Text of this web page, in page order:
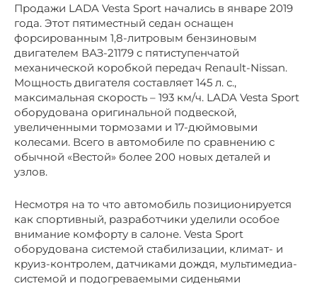
Продажи LADA Vesta Sport начались в январе 2019
года. Этот пятиместный седан оснащен
форсированным 1,8-литровым бензиновым
двигателем ВАЗ-21179 с пятиступенчатой
механической коробкой передач Renault-Nissan.
Мощность двигателя составляет 145 л. с.,
максимальная скорость – 193 км/ч. LADA Vesta Sport
оборудована оригинальной подвеской,
увеличенными тормозами и 17-дюймовыми
колесами. Всего в автомобиле по сравнению с
обычной «Вестой» более 200 новых деталей и
узлов.
Несмотря на то что автомобиль позиционируется
как спортивный, разработчики уделили особое
внимание комфорту в салоне. Vesta Sport
оборудована системой стабилизации, климат- и
круиз-контролем, датчиками дождя, мультимедиа-
системой и подогреваемыми сиденьями